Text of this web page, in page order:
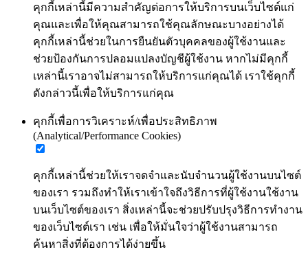
คุกกี้เหล่านี้มีความสำคัญต่อการให้บริการบนเว็บไซต์แก่
คุณและเพื่อให้คุณสามารถใช้คุณลักษณะบางอย่างได้
คุกกี้เหล่านี้ช่วยในการยืนยันตัวบุคคลของผู้ใช้งานและ
ช่วยป้องกันการปลอมแปลงบัญชีผู้ใช้งาน หากไม่มีคุกกี้
เหล่านี้เราอาจไม่สามารถให้บริการแก่คุณได้ เราใช้คุกกี้
ดังกล่าวนี้เพื่อให้บริการแก่คุณ
คุกกี้เพื่อการวิเคราะห์/เพื่อประสิทธิภาพ
(Analytical/Performance Cookies)
คุกกี้เหล่านี้ช่วยให้เราจดจำและนับจำนวนผู้ใช้งานบนไซต์
ของเรา รวมถึงทำให้เราเข้าใจถึงวิธีการที่ผู้ใช้งานใช้งาน
บนเว็บไซต์ของเรา สิ่งเหล่านี้จะช่วยปรับปรุงวิธีการทำงาน
ของเว็บไซต์เรา เช่น เพื่อให้มั่นใจว่าผู้ใช้งานสามารถ
ค้นหาสิ่งที่ต้องการได้ง่ายขึ้น